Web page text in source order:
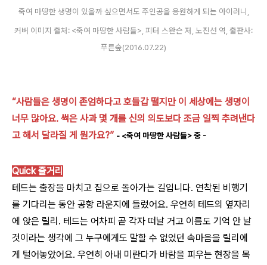
죽여 마땅한 생명이 있을까 싶으면서도 주인공을 응원하게 되는 아이러니,
커버 이미지 출처: <죽여 마땅한 사람들>, 피터 스완슨 저, 노진선 역, 출판사:
푸른숲(2016.07.22)
“사람들은 생명이 존엄하다고 호들갑 떨지만 이 세상에는 생명이
너무 많아요. 썩은 사과 몇 개를 신의 의도보다 조금 일찍 추려낸다
고 해서 달라질 게 뭔가요?” - <죽여 마땅한 사람들> 중 -
Quick 줄거리
테드는 출장을 마치고 집으로 돌아가는 길입니다. 연착된 비행기
를 기다리는 동안 공항 라운지에 들렀어요. 우연히 테드의 옆자리
에 앉은 릴리. 테드는 어차피 곧 각자 떠날 거고 이름도 기억 안 날
것이라는 생각에 그 누구에게도 말할 수 없었던 속마음을 릴리에
게 털어놓았어요. 우연히 아내 미란다가 바람을 피우는 현장을 목